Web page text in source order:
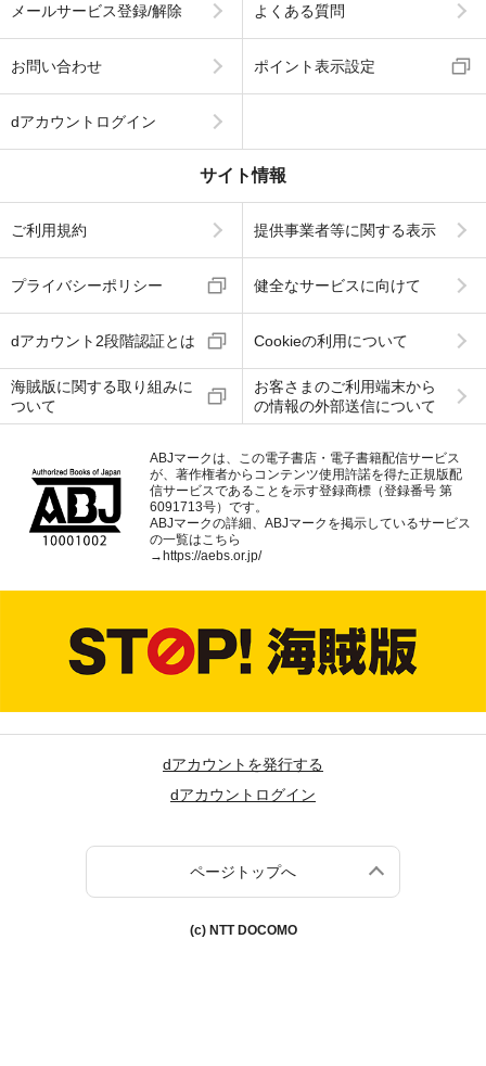
メールサービス登録/解除 よくある質問
お問い合わせ ポイント表示設定
dアカウントログイン
サイト情報
ご利用規約 提供事業者等に関する表示
プライバシーポリシー 健全なサービスに向けて
dアカウント2段階認証とは Cookieの利用について
海賊版に関する取り組みに
ついて
お客さまのご利用端末から
の情報の外部送信について
ABJマークは、この電子書店・電子書籍配信サービス
が、著作権者からコンテンツ使用許諾を得た正規版配
信サービスであることを示す登録商標（登録番号 第
6091713号）です。
ABJマークの詳細、ABJマークを掲示しているサービス
の一覧はこちら
→https://aebs.or.jp/
dアカウントを発行する
dアカウントログイン
ページトップへ
(c) NTT DOCOMO